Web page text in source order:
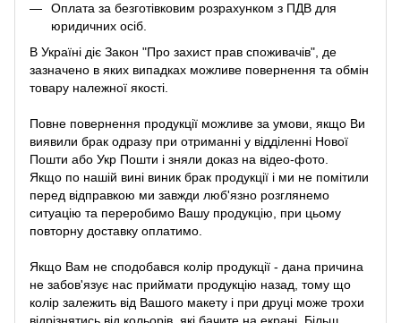
Оплата за безготівковим розрахунком з ПДВ для
юридичних осіб.
В Україні діє Закон "Про захист прав споживачів" , де
зазначено в яких випадках можливе повернення та обмін
товару належної якості.
Повне повернення продукції можливе за умови, якщо Ви
виявили брак одразу при отриманні у відділенні Нової
Пошти або Укр Пошти і зняли доказ на відео-фото.
Якщо по нашій вині виник брак продукції і ми не помітили
перед відправкою ми завжди люб'язно розглянемо
ситуацію та переробимо Вашу продукцію, при цьому
повторну доставку оплатимо.
Якщо Вам не сподобався колір продукції - дана причина
не забов'язує нас приймати продукцію назад, тому що
колір залежить від Вашого макету і при друці може трохи
відрізнятись від кольорів, які бачите на екрані. Більш